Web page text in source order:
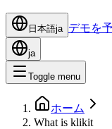
日本語ja デモを
ja
Toggle menu
ホーム
What is klikit